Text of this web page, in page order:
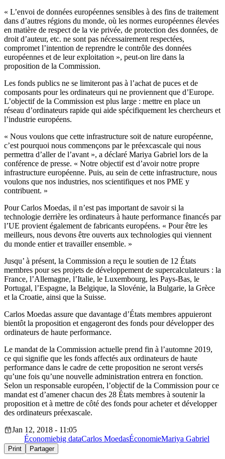
« L’envoi de données européennes sensibles à des fins de traitement
dans d’autres régions du monde, où les normes européennes élevées
en matière de respect de la vie privée, de protection des données, de
droit d’auteur, etc. ne sont pas nécessairement respectées,
compromet l’intention de reprendre le contrôle des données
européennes et de leur exploitation », peut-on lire dans la
proposition de la Commission.
Les fonds publics ne se limiteront pas à l’achat de puces et de
composants pour les ordinateurs qui ne proviennent que d’Europe.
L’objectif de la Commission est plus large : mettre en place un
réseau d’ordinateurs rapide qui aide spécifiquement les chercheurs et
l’industrie européens.
« Nous voulons que cette infrastructure soit de nature européenne,
c’est pourquoi nous commençons par le préexcascale qui nous
permettra d’aller de l’avant », a déclaré Mariya Gabriel lors de la
conférence de presse. « Notre objectif est d’avoir notre propre
infrastructure européenne. Puis, au sein de cette infrastructure, nous
voulons que nos industries, nos scientifiques et nos PME y
contribuent. »
Pour Carlos Moedas, il n’est pas important de savoir si la
technologie derrière les ordinateurs à haute performance financés par
l’UE provient également de fabricants européens. « Pour être les
meilleurs, nous devons être ouverts aux technologies qui viennent
du monde entier et travailler ensemble. »
Jusqu’ à présent, la Commission a reçu le soutien de 12 États
membres pour ses projets de développement de supercalculateurs : la
France, l’Allemagne, l’Italie, le Luxembourg, les Pays-Bas, le
Portugal, l’Espagne, la Belgique, la Slovénie, la Bulgarie, la Grèce
et la Croatie, ainsi que la Suisse.
Carlos Moedas assure que davantage d’États membres appuieront
bientôt la proposition et engageront des fonds pour développer des
ordinateurs de haute performance.
Le mandat de la Commission actuelle prend fin à l’automne 2019,
ce qui signifie que les fonds affectés aux ordinateurs de haute
performance dans le cadre de cette proposition ne seront versés
qu’une fois qu’une nouvelle administration entrera en fonction.
Selon un responsable européen, l’objectif de la Commission pour ce
mandat est d’amener chacun des 28 États membres à soutenir la
proposition et à mettre de côté des fonds pour acheter et développer
des ordinateurs préexascale.
Jan 12, 2018 - 11:05
Économiebig dataCarlos MoedasÉconomieMariya Gabriel
Print Partager